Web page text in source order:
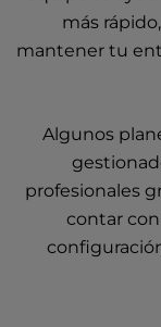
más
mantener tu
Algunos
profesionales
contar